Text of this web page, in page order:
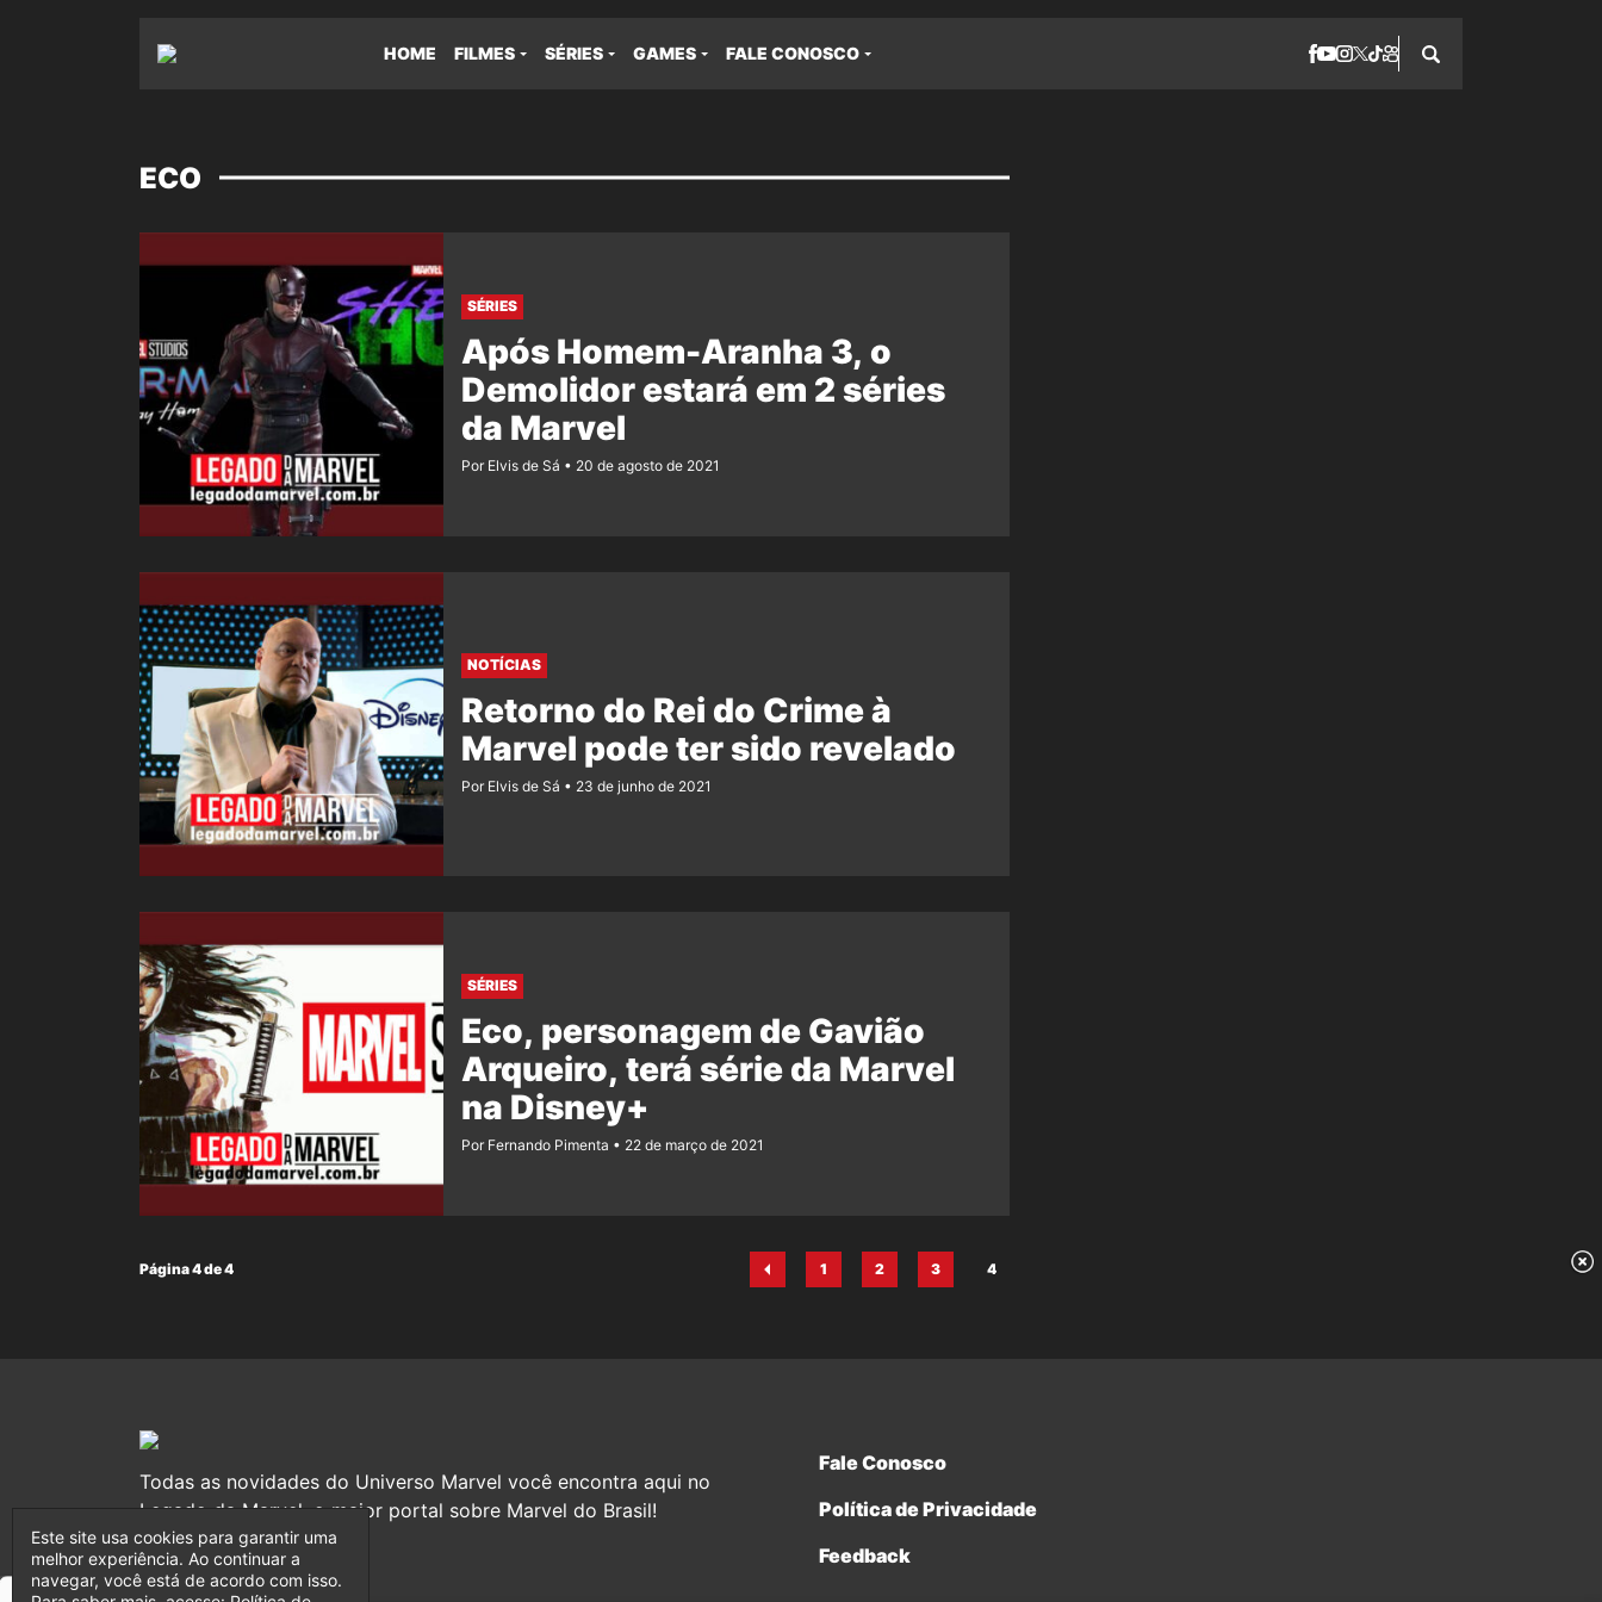
HOME FILMES SÉRIES GAMES FALE CONOSCO
ECO
SÉRIES
Após Homem-Aranha 3, o
Demolidor estará em 2 séries
da Marvel
Por Elvis de Sá 20 de agosto de 2021
NOTÍCIAS
Retorno do Rei do Crime à
Marvel pode ter sido revelado
Por Elvis de Sá 23 de junho de 2021
SÉRIES
Eco, personagem de Gavião
Arqueiro, terá série da Marvel
na Disney+
Por Fernando Pimenta 22 de março de 2021
Página 4 de 4
Página
1
Página
2
Página
3
4
Todas as novidades do Universo Marvel você encontra aqui no
Legado da Marvel, o maior portal sobre Marvel do Brasil!
Fale Conosco
Política de Privacidade
Feedback
Este site usa cookies para garantir uma
melhor experiência. Ao continuar a
navegar, você está de acordo com isso.